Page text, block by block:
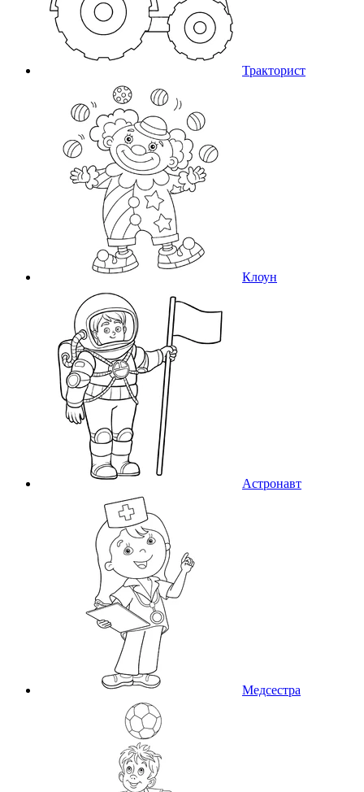
Тракторист
Клоун
Астронавт
Медсестра